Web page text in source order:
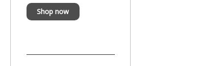
Shop now